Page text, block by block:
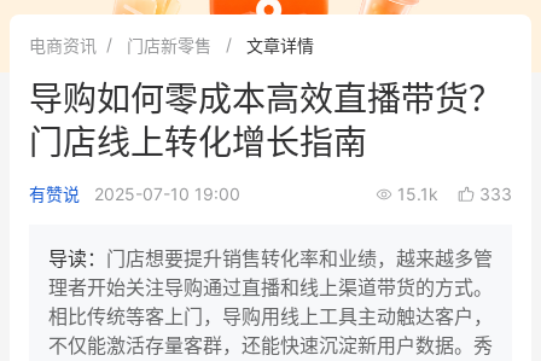
面对面聊增长
新零售大会 新零售茶会
增长产品指南
智库 产品场景库
电商资讯 门店新零售 文章详情
导购如何零成本高效直播带货？
门店线上转化增长指南
有赞说 2025-07-10 19:00 15.1k 333
导读： 门店想要提升销售转化率和业绩，越来越多管
理者开始关注导购通过直播和线上渠道带货的方式。
相比传统等客上门，导购用线上工具主动触达客户，
不仅能激活存量客群，还能快速沉淀新用户数据。秀